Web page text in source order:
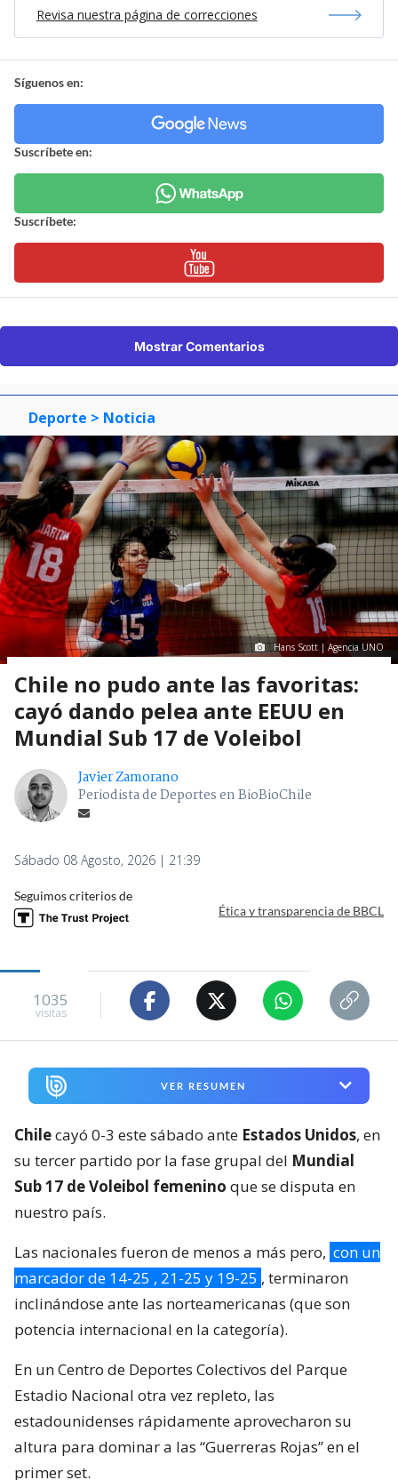
Revisa nuestra página de correcciones
Síguenos en:
Suscríbete en:
Suscríbete:
Mostrar Comentarios
Deporte > Noticia
Hans Scott | Agencia UNO
Chile no pudo ante las favoritas:
cayó dando pelea ante EEUU en
Mundial Sub 17 de Voleibol
Javier Zamorano
Periodista de Deportes en BioBioChile
Sábado 08 Agosto, 2026 | 21:39
Seguimos criterios de
Ética y transparencia de BBCL
1035
visitas
VER RESUMEN
Chilecayó 0-3 este sábado ante Estados Unidos, en
su tercer partido por la fase grupal del Mundial
Sub 17 de Voleibol femenino que se disputa en
nuestro país.
Las nacionales fueron de menos a más pero, con un
marcador de 14-25 , 21-25 y 19-25 , terminaron
inclinándose ante las norteamericanas (que son
potencia internacional en la categoría).
En un Centro de Deportes Colectivos del Parque
Estadio Nacional otra vez repleto, las
estadounidenses rápidamente aprovecharon su
altura para dominar a las “Guerreras Rojas” en el
primer set.